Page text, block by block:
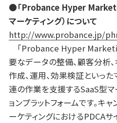
●「Probance Hyper
マーケティング）について
http://www.probance.jp/
「Probance Hyper
要なデータの整備、顧客分析
作成、運用、効果検証といっ
連の作業を支援するSaaS型マ
ョンプラットフォームです。キ
ーケティングにおけるPDCAサ